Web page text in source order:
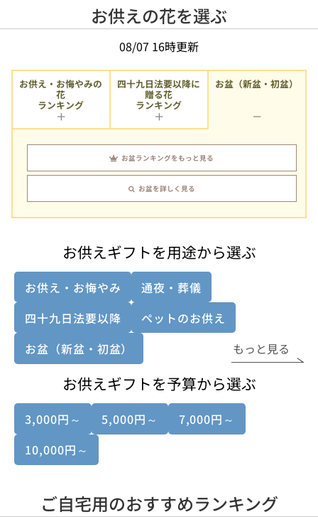
お供えの花を選ぶ
08/07 16時更新
お供え・お悔やみの
花
ランキング
四十九日法要以降に
贈る花
ランキング
お盆（新盆・初盆）
お盆ランキングをもっと見る
お盆を詳しく見る
お供えギフトを用途から選ぶ
お供え・お悔やみ
通夜・葬儀
四十九日法要以降
ペットのお供え
お盆（新盆・初盆）
もっと見る
お供えギフトを予算から選ぶ
3,000円～ 5,000円～
7,000円～
10,000円～
ご自宅用のおすすめランキング